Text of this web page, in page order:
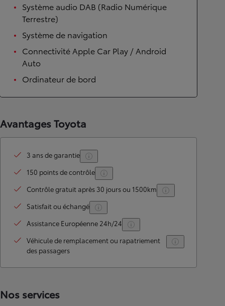
Système audio DAB (Radio Numérique
Terrestre)
Système de navigation
Connectivité Apple Car Play / Android
Auto
Ordinateur de bord
Avantages Toyota
3 ans de garantie
150 points de contrôle
Contrôle gratuit après 30 jours ou 1500km
Satisfait ou échangé
Assistance Européenne 24h/24
Véhicule de remplacement ou rapatriement
des passagers
Nos services